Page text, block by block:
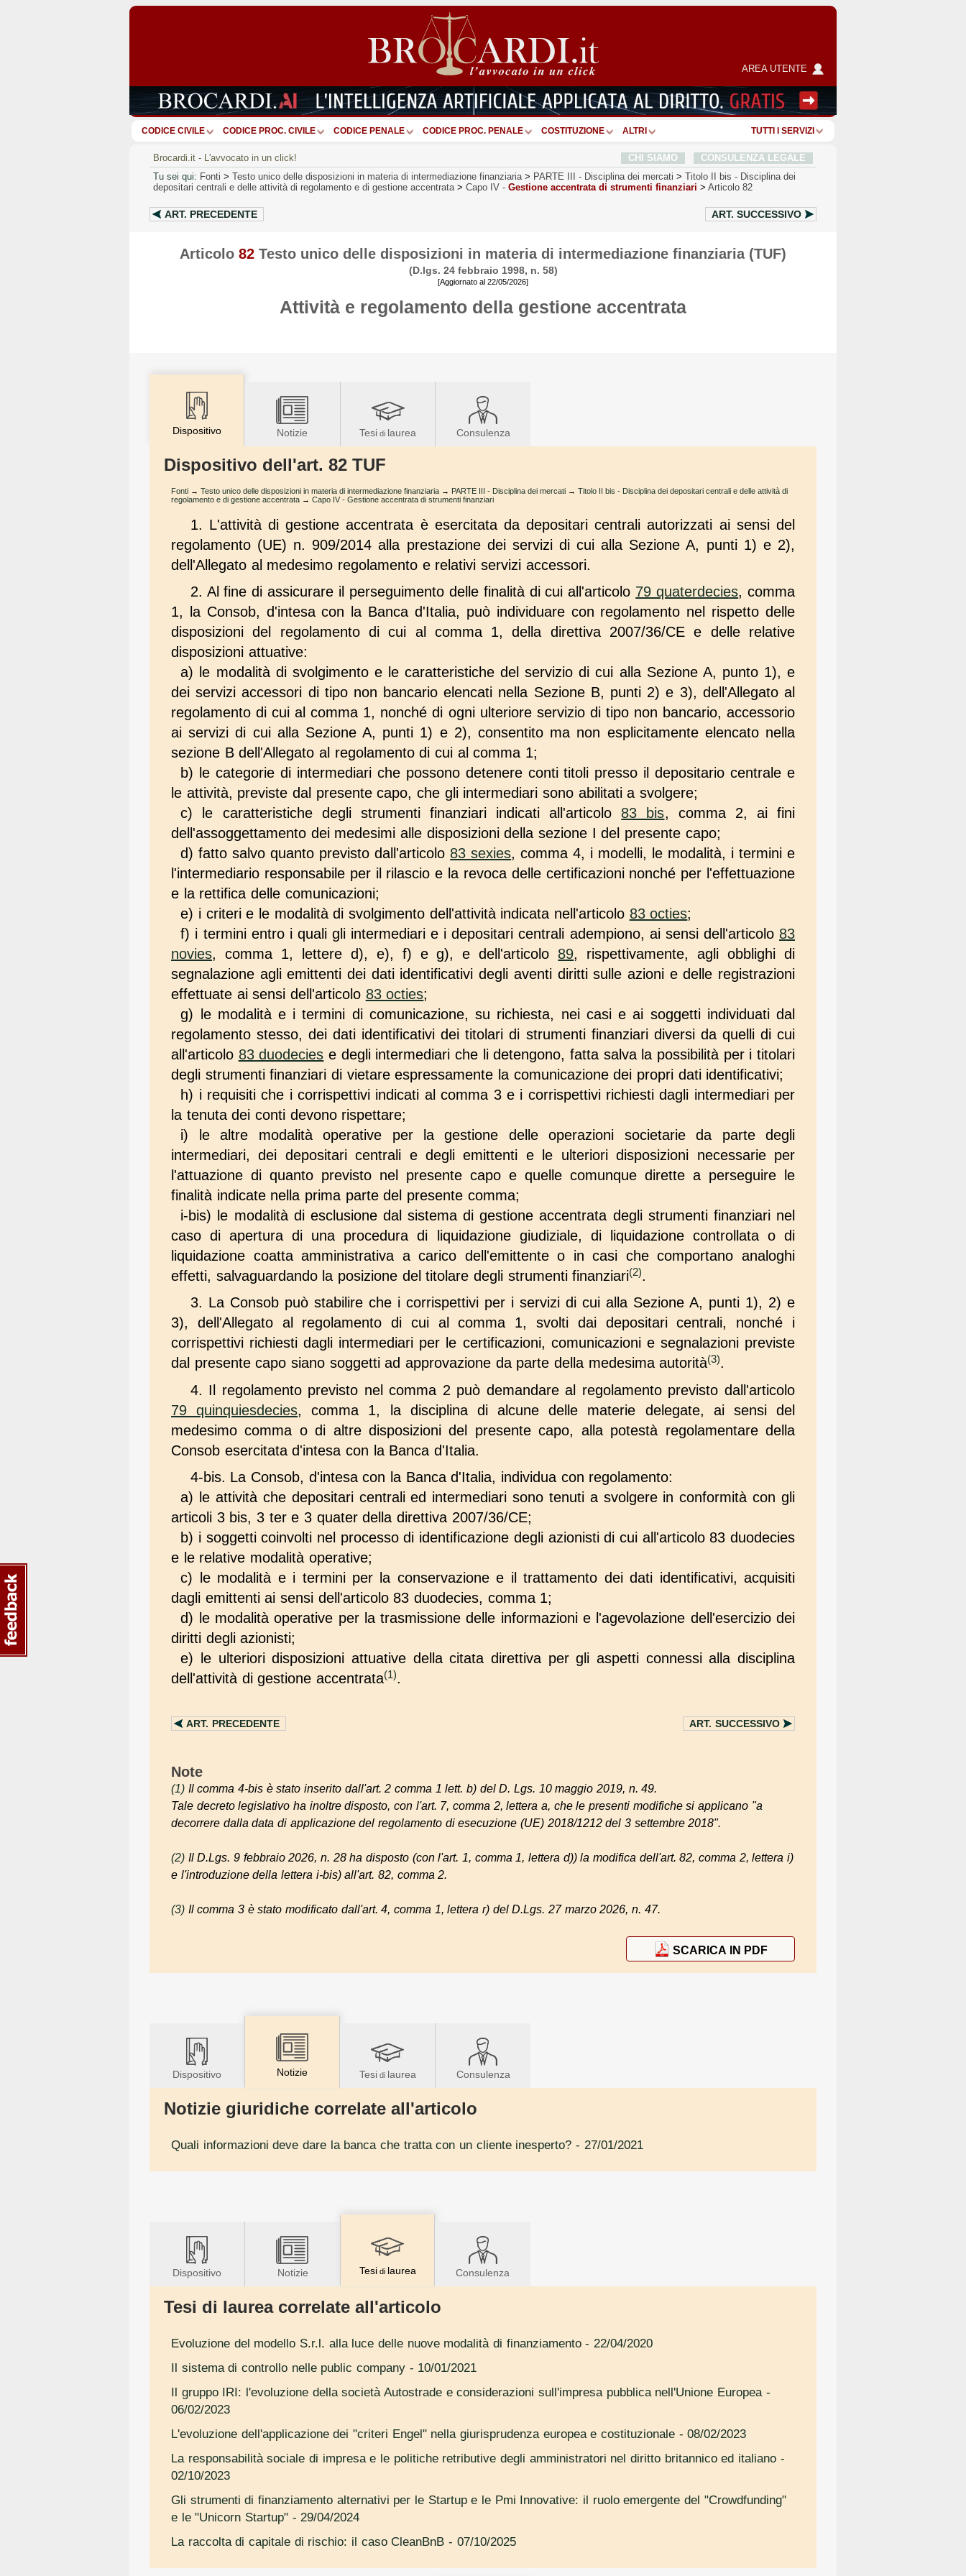
AREA UTENTE
CODICE CIVILE CODICE PROC. CIVILE CODICE PENALE CODICE PROC. PENALE COSTITUZIONE ALTRI TUTTI I SERVIZI
Brocardi.it - L'avvocato in un click! CHI SIAMO
CONSULENZA LEGALE
Tu sei qui: Fonti > Testo unico delle disposizioni in materia di intermediazione finanziaria > PARTE III - Disciplina dei mercati > Titolo II bis - Disciplina dei
depositari centrali e delle attività di regolamento e di gestione accentrata > Capo IV - Gestione accentrata di strumenti finanziari > Articolo 82
ART. PRECEDENTE ART. SUCCESSIVO
Articolo 82 Testo unico delle disposizioni in materia di intermediazione finanziaria (TUF)
(D.lgs. 24 febbraio 1998, n. 58)
[Aggiornato al 22/05/2026]
Attività e regolamento della gestione accentrata
Dispositivo Notizie Tesi di laurea Consulenza
Dispositivo dell'art. 82 TUF
Fonti → Testo unico delle disposizioni in materia di intermediazione finanziaria → PARTE III - Disciplina dei mercati → Titolo II bis - Disciplina dei depositari centrali e delle attività di
regolamento e di gestione accentrata → Capo IV - Gestione accentrata di strumenti finanziari
1. L'attività di gestione accentrata è esercitata da depositari centrali autorizzati ai sensi del
regolamento (UE) n. 909/2014 alla prestazione dei servizi di cui alla Sezione A, punti 1) e 2),
dell'Allegato al medesimo regolamento e relativi servizi accessori.
2. Al fine di assicurare il perseguimento delle finalità di cui all'articolo 79 quaterdecies, comma
1, la Consob, d'intesa con la Banca d'Italia, può individuare con regolamento nel rispetto delle
disposizioni del regolamento di cui al comma 1, della direttiva 2007/36/CE e delle relative
disposizioni attuative:
a) le modalità di svolgimento e le caratteristiche del servizio di cui alla Sezione A, punto 1), e
dei servizi accessori di tipo non bancario elencati nella Sezione B, punti 2) e 3), dell'Allegato al
regolamento di cui al comma 1, nonché di ogni ulteriore servizio di tipo non bancario, accessorio
ai servizi di cui alla Sezione A, punti 1) e 2), consentito ma non esplicitamente elencato nella
sezione B dell'Allegato al regolamento di cui al comma 1;
b) le categorie di intermediari che possono detenere conti titoli presso il depositario centrale e
le attività, previste dal presente capo, che gli intermediari sono abilitati a svolgere;
c) le caratteristiche degli strumenti finanziari indicati all'articolo 83 bis, comma 2, ai fini
dell'assoggettamento dei medesimi alle disposizioni della sezione I del presente capo;
d) fatto salvo quanto previsto dall'articolo 83 sexies, comma 4, i modelli, le modalità, i termini e
l'intermediario responsabile per il rilascio e la revoca delle certificazioni nonché per l'effettuazione
e la rettifica delle comunicazioni;
e) i criteri e le modalità di svolgimento dell'attività indicata nell'articolo 83 octies;
f) i termini entro i quali gli intermediari e i depositari centrali adempiono, ai sensi dell'articolo 83
novies, comma 1, lettere d), e), f) e g), e dell'articolo 89, rispettivamente, agli obblighi di
segnalazione agli emittenti dei dati identificativi degli aventi diritti sulle azioni e delle registrazioni
effettuate ai sensi dell'articolo 83 octies;
g) le modalità e i termini di comunicazione, su richiesta, nei casi e ai soggetti individuati dal
regolamento stesso, dei dati identificativi dei titolari di strumenti finanziari diversi da quelli di cui
all'articolo 83 duodecies e degli intermediari che li detengono, fatta salva la possibilità per i titolari
degli strumenti finanziari di vietare espressamente la comunicazione dei propri dati identificativi;
h) i requisiti che i corrispettivi indicati al comma 3 e i corrispettivi richiesti dagli intermediari per
la tenuta dei conti devono rispettare;
i) le altre modalità operative per la gestione delle operazioni societarie da parte degli
intermediari, dei depositari centrali e degli emittenti e le ulteriori disposizioni necessarie per
l'attuazione di quanto previsto nel presente capo e quelle comunque dirette a perseguire le
finalità indicate nella prima parte del presente comma;
i-bis) le modalità di esclusione dal sistema di gestione accentrata degli strumenti finanziari nel
caso di apertura di una procedura di liquidazione giudiziale, di liquidazione controllata o di
liquidazione coatta amministrativa a carico dell'emittente o in casi che comportano analoghi
effetti, salvaguardando la posizione del titolare degli strumenti finanziari(2).
3. La Consob può stabilire che i corrispettivi per i servizi di cui alla Sezione A, punti 1), 2) e
3), dell'Allegato al regolamento di cui al comma 1, svolti dai depositari centrali, nonché i
corrispettivi richiesti dagli intermediari per le certificazioni, comunicazioni e segnalazioni previste
dal presente capo siano soggetti ad approvazione da parte della medesima autorità(3).
4. Il regolamento previsto nel comma 2 può demandare al regolamento previsto dall'articolo
79 quinquiesdecies, comma 1, la disciplina di alcune delle materie delegate, ai sensi del
medesimo comma o di altre disposizioni del presente capo, alla potestà regolamentare della
Consob esercitata d'intesa con la Banca d'Italia.
4-bis. La Consob, d'intesa con la Banca d'Italia, individua con regolamento:
a) le attività che depositari centrali ed intermediari sono tenuti a svolgere in conformità con gli
articoli 3 bis, 3 ter e 3 quater della direttiva 2007/36/CE;
b) i soggetti coinvolti nel processo di identificazione degli azionisti di cui all'articolo 83 duodecies
e le relative modalità operative;
c) le modalità e i termini per la conservazione e il trattamento dei dati identificativi, acquisiti
dagli emittenti ai sensi dell'articolo 83 duodecies, comma 1;
d) le modalità operative per la trasmissione delle informazioni e l'agevolazione dell'esercizio dei
diritti degli azionisti;
e) le ulteriori disposizioni attuative della citata direttiva per gli aspetti connessi alla disciplina
dell'attività di gestione accentrata(1).
ART. PRECEDENTE ART. SUCCESSIVO
Note
(1) Il comma 4-bis è stato inserito dall'art. 2 comma 1 lett. b) del D. Lgs. 10 maggio 2019, n. 49.
Tale decreto legislativo ha inoltre disposto, con l'art. 7, comma 2, lettera a, che le presenti modifiche si applicano "a
decorrere dalla data di applicazione del regolamento di esecuzione (UE) 2018/1212 del 3 settembre 2018".
(2) Il D.Lgs. 9 febbraio 2026, n. 28 ha disposto (con l'art. 1, comma 1, lettera d)) la modifica dell'art. 82, comma 2, lettera i)
e l'introduzione della lettera i-bis) all'art. 82, comma 2.
(3) Il comma 3 è stato modificato dall'art. 4, comma 1, lettera r) del D.Lgs. 27 marzo 2026, n. 47.
SCARICA IN PDF
Dispositivo Notizie Tesidi laurea Consulenza
Notizie giuridiche correlate all'articolo
Quali informazioni deve dare la banca che tratta con un cliente inesperto? - 27/01/2021
Dispositivo Notizie Tesidi laurea Consulenza
Tesi di laurea correlate all'articolo
Evoluzione del modello S.r.l. alla luce delle nuove modalità di finanziamento- 22/04/2020
Il sistema di controllo nelle public company - 10/01/2021
Il gruppo IRI: l'evoluzione della società Autostrade e considerazioni sull'impresa pubblica nell'Unione Europea-
06/02/2023
L'evoluzione dell'applicazione dei "criteri Engel" nella giurisprudenza europea e costituzionale - 08/02/2023
La responsabilità sociale di impresa e le politiche retributive degli amministratori nel diritto britannico ed italiano -
02/10/2023
Gli strumenti di finanziamento alternativi per le Startup e le Pmi Innovative: il ruolo emergente del "Crowdfunding"
e le "Unicorn Startup" - 29/04/2024
La raccolta di capitale di rischio: il caso CleanBnB - 07/10/2025